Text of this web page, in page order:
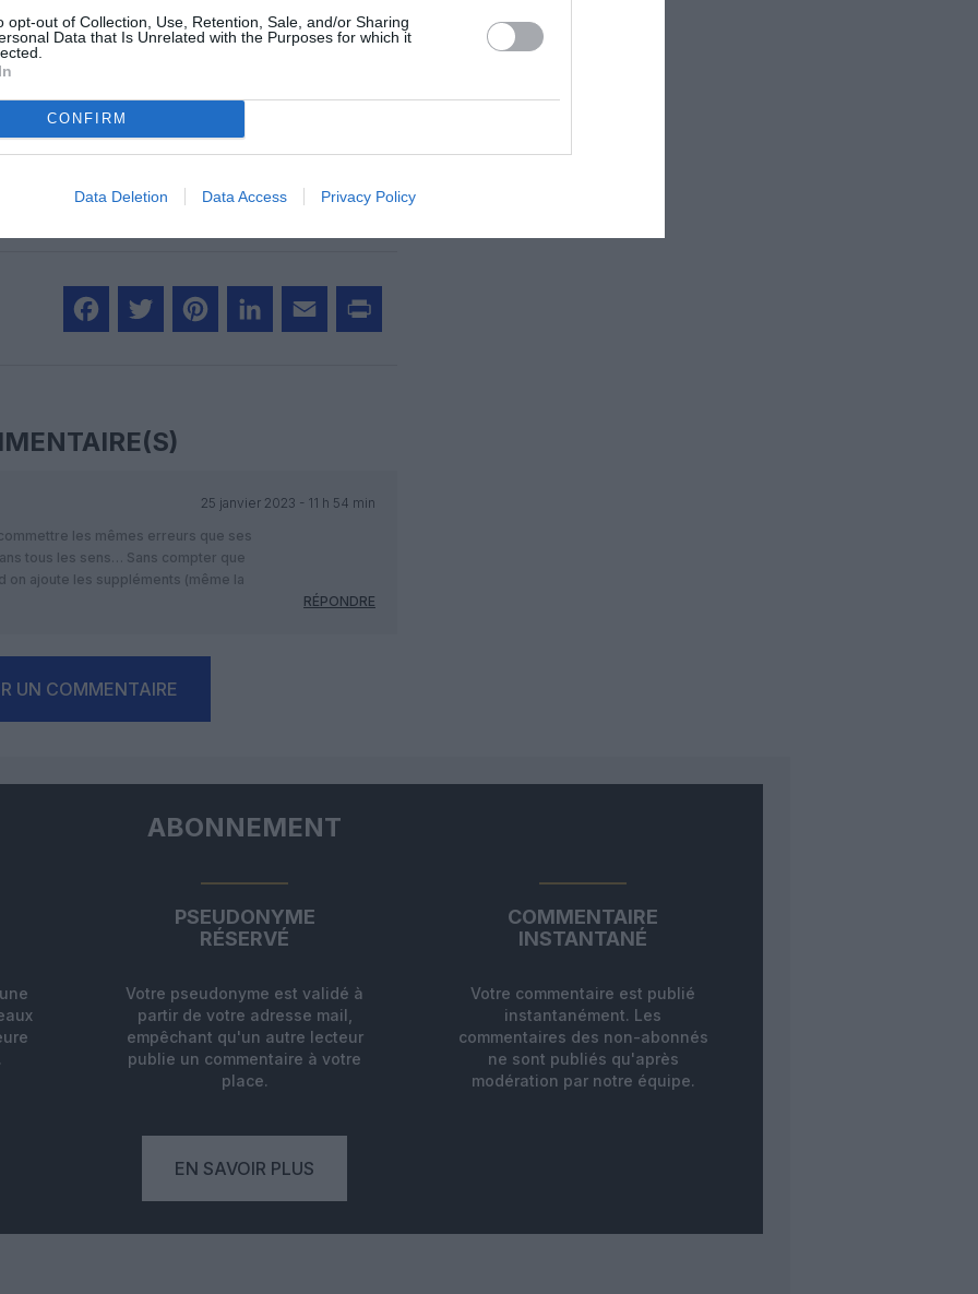
opt-out of Collection, Use, Retention, Sale, and/or Sharing
Data that Is Unrelated with the Purposes for which it
CONFIRM
Data Deletion Data Access Privacy Policy
apprécié l’article ?
nous, faites un don !
SOUTENIR
25 janvier 2023 - 11 h 54 min
les mêmes erreurs que ses
tous les sens… Sans compter que
on ajoute les suppléments (même la
RÉPONDRE
UN COMMENTAIRE
ABONNEMENT
PSEUDONYME
RÉSERVÉ
Votre pseudonyme est validé à
partir de votre adresse mail,
empêchant qu'un autre lecteur
publie un commentaire à votre
place.
COMMENTAIRE
INSTANTANÉ
Votre commentaire est publié
instantanément. Les
commentaires des non-abonnés
ne sont publiés qu'après
modération par notre équipe.
EN SAVOIR PLUS